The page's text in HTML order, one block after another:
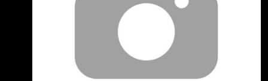
https://images.chinatimes.com/newsphoto/202
6-08-07/1024/20260807004033.jpg 中央疫
情指揮中心指揮官陳時中（中）、台積電慈善基
金會董事長張淑芬（左四）、慈濟基 金會執行
長顏博文（右四）到場接機，右一為律師陳昱